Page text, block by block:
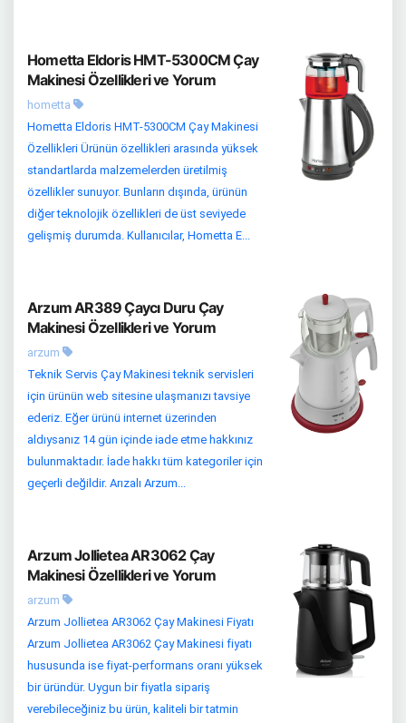
Hometta Eldoris HMT-5300CM Çay
Makinesi Özellikleri ve Yorum
hometta
Hometta Eldoris HMT-5300CM Çay Makinesi
Özellikleri Ürünün özellikleri arasında yüksek
standartlarda malzemelerden üretilmiş
özellikler sunuyor. Bunların dışında, ürünün
diğer teknolojik özellikleri de üst seviyede
gelişmiş durumda. Kullanıcılar, Hometta E...
Arzum AR389 Çaycı Duru Çay
Makinesi Özellikleri ve Yorum
arzum
Teknik Servis Çay Makinesi teknik servisleri
için ürünün web sitesine ulaşmanızı tavsiye
ederiz. Eğer ürünü internet üzerinden
aldıysanız 14 gün içinde iade etme hakkınız
bulunmaktadır. İade hakkı tüm kategoriler için
geçerli değildir. Arızalı Arzum...
Arzum Jollietea AR3062 Çay
Makinesi Özellikleri ve Yorum
arzum
Arzum Jollietea AR3062 Çay Makinesi Fiyatı
Arzum Jollietea AR3062 Çay Makinesi fiyatı
hususunda ise fiyat-performans oranı yüksek
bir üründür. Uygun bir fiyatla sipariş
verebileceğiniz bu ürün, kaliteli bir tatmin